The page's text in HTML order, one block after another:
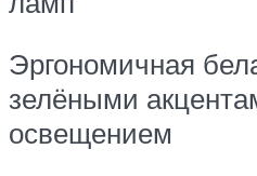
Эргономичная
зелёными
освещением